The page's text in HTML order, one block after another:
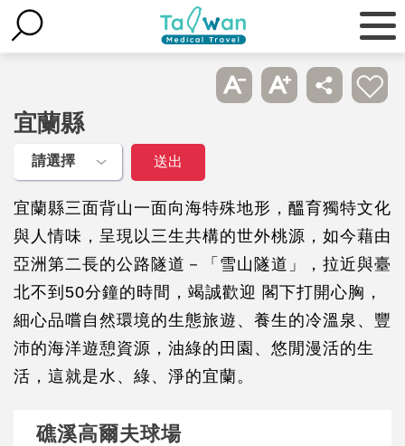
宜蘭縣
宜蘭縣三面背山一面向海特殊地形，醞育獨特文化
與人情味，呈現以三生共構的世外桃源，如今藉由
亞洲第二長的公路隧道－「雪山隧道」，拉近與臺
北不到50分鐘的時間，竭誠歡迎 閣下打開心胸，
細心品嚐自然環境的生態旅遊、養生的冷溫泉、豐
沛的海洋遊憩資源，油綠的田園、悠閒漫活的生
活，這就是水、綠、淨的宜蘭。
礁溪高爾夫球場